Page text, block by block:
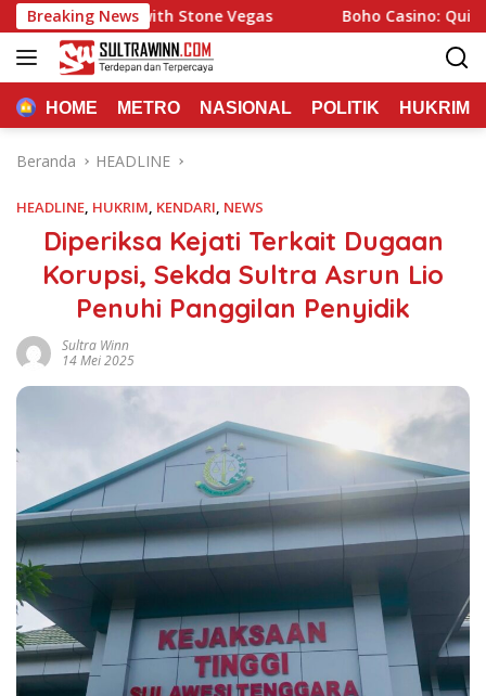
Langsung
ke
konten
Breaking News
with Stone Vegas Boho Casino: Quick Play
HOME METRO NASIONAL POLITIK HUKRIM
Beranda HEADLINE
HEADLINE, HUKRIM, KENDARI, NEWS
Diperiksa Kejati Terkait Dugaan
Korupsi, Sekda Sultra Asrun Lio
Penuhi Panggilan Penyidik
Sultra Winn
14 Mei 2025